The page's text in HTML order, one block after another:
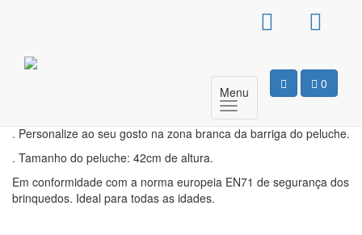
0
Menu
21,00
Peluche 100% poliéster. Barriga branca em peluche fofo para
. Personalize ao seu gosto na zona branca da barriga do peluche.
. Tamanho do peluche: 42cm de altura.
Em conformidade com a norma europeia EN71 de segurança dos
brinquedos. Ideal para todas as idades.